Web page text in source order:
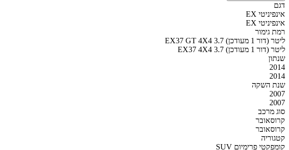
דגם
אינפיניטי EX
אינפיניטי EX
רמת גימור
EX37 GT 4X4 3.7 ליטר (דור 1 מעודכן)
EX37 4X4 3.7 ליטר (דור 1 מעודכן)
שנתון
2014
2014
שנת השקה
2007
2007
סוג מרכב
קרוסאובר
קרוסאובר
קטגוריה
SUV קומפקטי פרימיום